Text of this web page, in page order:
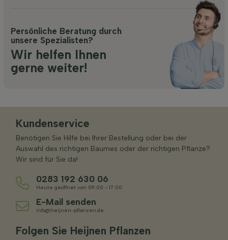
Persönliche Beratung durch
unsere Spezialisten?
Wir helfen Ihnen
gerne weiter!
Kundenservice
Benötigen Sie Hilfe bei Ihrer Bestellung oder bei der
Auswahl des richtigen Baumes oder der richtigen Pflanze?
Wir sind für Sie da!
0283 192 630 06
Heute geöffnet von 09:00 - 17:00
E-Mail senden
info@heijnen-pflanzen.de
Folgen Sie Heijnen Pflanzen